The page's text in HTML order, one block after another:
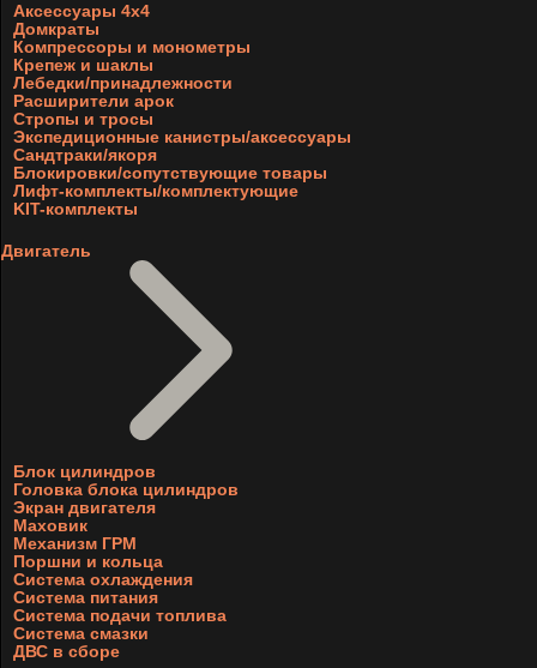
Аксессуары 4х4
Домкраты
Компрессоры и монометры
Крепеж и шаклы
Лебедки/принадлежности
Расширители арок
Стропы и тросы
Экспедиционные канистры/аксессуары
Сандтраки/якоря
Блокировки/сопутствующие товары
Лифт-комплекты/комплектующие
KIT-комплекты
Двигатель
Блок цилиндров
Головка блока цилиндров
Экран двигателя
Маховик
Механизм ГРМ
Поршни и кольца
Система охлаждения
Система питания
Система подачи топлива
Система смазки
ДВС в сборе